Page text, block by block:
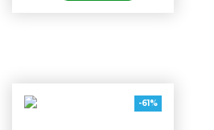
-61%